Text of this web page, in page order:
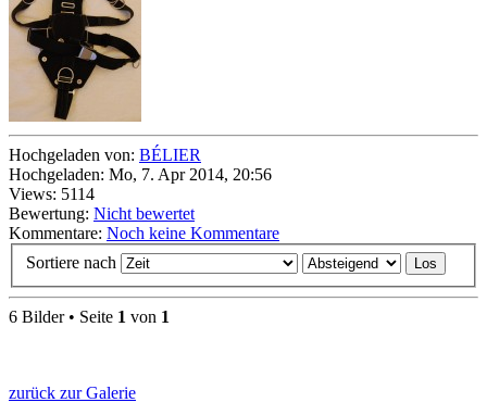
Hochgeladen von: BÉLIER
Hochgeladen: Mo, 7. Apr 2014, 20:56
Views: 5114
Bewertung: Nicht bewertet
Kommentare: Noch keine Kommentare
Sortiere nach
6 Bilder • Seite 1 von 1
zurück zur Galerie